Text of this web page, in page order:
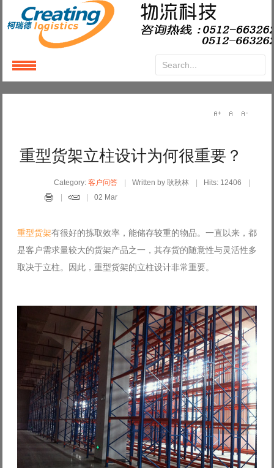
重型货架立柱设计为何很重要？
Category:客户问答 Written by 耿秋林
Hits: 12406
02 Mar
重型货架有很好的拣取效率，能储存较重的物品。一直以来，都
是客户需求量较大的货架产品之一，其存货的随意性与灵活性多
取决于立柱。因此，重型货架的立柱设计非常重要。
LoginorRegister
Forgot your password?
Forgot your username?